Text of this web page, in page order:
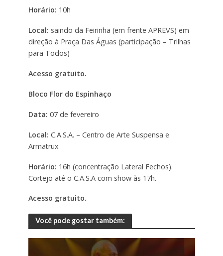
Horário: 10h
Local: saindo da Feirinha (em frente APREVS) em
direção à Praça Das Águas (participação – Trilhas
para Todos)
Acesso gratuito.
Bloco Flor do Espinhaço
Data: 07 de fevereiro
Local: C.A.S.A. – Centro de Arte Suspensa e
Armatrux
Horário: 16h (concentração Lateral Fechos).
Cortejo até o C.A.S.A com show às 17h.
Acesso gratuito.
Você pode gostar também: